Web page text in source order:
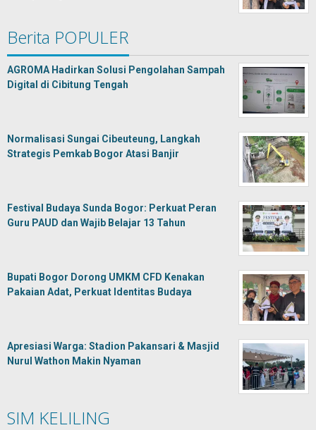
Berita POPULER
AGROMA Hadirkan Solusi Pengolahan Sampah
Digital di Cibitung Tengah
Normalisasi Sungai Cibeuteung, Langkah
Strategis Pemkab Bogor Atasi Banjir
Festival Budaya Sunda Bogor: Perkuat Peran
Guru PAUD dan Wajib Belajar 13 Tahun
Bupati Bogor Dorong UMKM CFD Kenakan
Pakaian Adat, Perkuat Identitas Budaya
Apresiasi Warga: Stadion Pakansari & Masjid
Nurul Wathon Makin Nyaman
SIM KELILING